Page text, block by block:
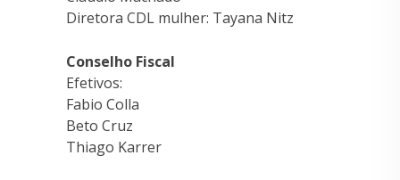
Diretora CDL mulher: Tayana Nitz
Conselho Fiscal
Efetivos:
Fabio Colla
Beto Cruz
Thiago Karrer